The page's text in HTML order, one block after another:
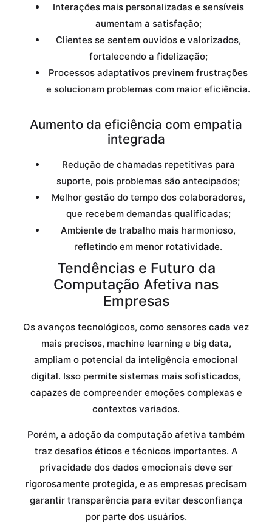
Interações mais personalizadas e sensíveis
aumentam a satisfação;
Clientes se sentem ouvidos e valorizados,
fortalecendo a fidelização;
Processos adaptativos previnem frustrações
e solucionam problemas com maior eficiência.
Aumento da eficiência com empatia
integrada
Redução de chamadas repetitivas para
suporte, pois problemas são antecipados;
Melhor gestão do tempo dos colaboradores,
que recebem demandas qualificadas;
Ambiente de trabalho mais harmonioso,
refletindo em menor rotatividade.
Tendências e Futuro da
Computação Afetiva nas
Empresas
Os avanços tecnológicos, como sensores cada vez
mais precisos, machine learning e big data,
ampliam o potencial da inteligência emocional
digital. Isso permite sistemas mais sofisticados,
capazes de compreender emoções complexas e
contextos variados.
Porém, a adoção da computação afetiva também
traz desafios éticos e técnicos importantes. A
privacidade dos dados emocionais deve ser
rigorosamente protegida, e as empresas precisam
garantir transparência para evitar desconfiança
por parte dos usuários.